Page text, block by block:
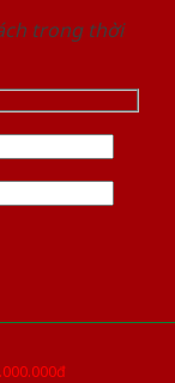
trong thời